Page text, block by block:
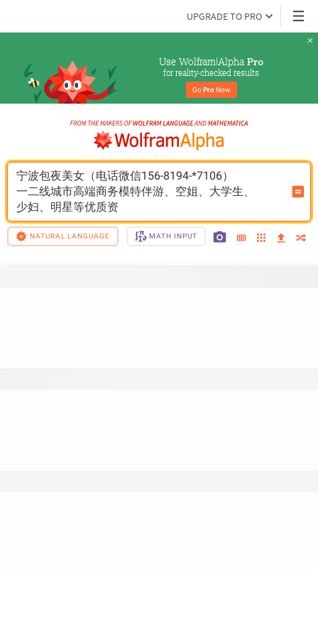
UPGRADE TO PRO
Use Wolfram|Alpha Pro
for reality-checked results
Go Pro Now
宁波包夜美女（电话微信156-8194-*7106）
一二线城市高端商务模特伴游、空姐、大学生、
少妇、明星等优质资
NATURAL LANGUAGE MATH INPUT